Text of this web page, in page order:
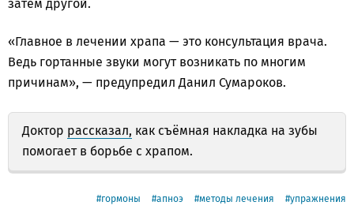
затем другой.
«Главное в лечении храпа — это консультация врача.
Ведь гортанные звуки могут возникать по многим
причинам», — предупредил Данил Сумароков.
Доктор рассказал, как съёмная накладка на зубы
помогает в борьбе с храпом.
гормоны апноэ методы лечения упражнения